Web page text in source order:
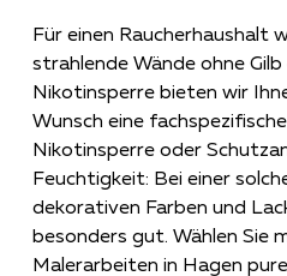
Für einen Raucherhaushalt
strahlende Wände ohne
Nikotinsperre bieten wir
Wunsch eine
Nikotinsperre oder
Feuchtigkeit: Bei einer
dekorativen Farben und
besonders gut. Wählen Sie
Malerarbeiten in Hagen